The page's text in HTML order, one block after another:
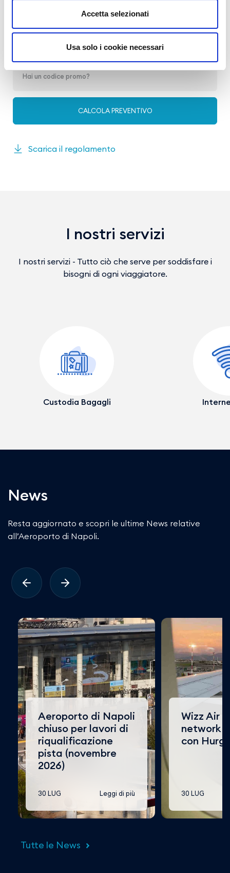
Accetta selezionati
Usa solo i cookie necessari
Scarica il regolamento
I nostri servizi
I nostri servizi - Tutto ciò che serve per soddisfare i
bisogni di ogni viaggiatore.
Custodia Bagagli
News
Resta aggiornato e scopri le ultime News relative
all’Aeroporto di Napoli.
Aeroporto di Napoli
chiuso per lavori di
riqualificazione
pista (novembre
2026)
30 LUG Leggi di più
Wizz Air
network
con
30 LUG
Tutte le News